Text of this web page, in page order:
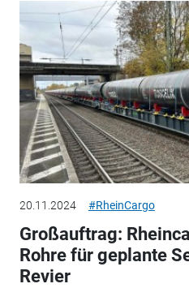
20.11.2024 #RheinCargo
Großauftrag:
Rohre für geplante
Revier